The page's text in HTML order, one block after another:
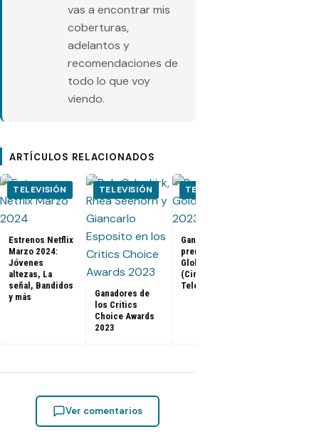
vas a encontrar mis
coberturas,
adelantos y
recomendaciones de
todo lo que voy
viendo.
ARTÍCULOS RELACIONADOS
TELEVISIÓN
Estrenos Netflix
Marzo 2024:
Jóvenes
altezas, La
señal, Bandidos
y más
TELEVISIÓN
Ganadores de
los Critics
Choice Awards
2023
TELEVISIÓN
Ganadores
premios Golden
Globes 2023
(Cine y
Televisión)
Ver comentarios